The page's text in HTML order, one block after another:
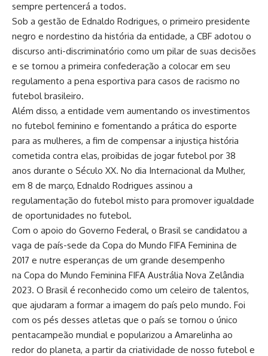
sempre pertencerá a todos.
Sob a gestão de Ednaldo Rodrigues, o primeiro presidente
negro e nordestino da história da entidade, a CBF adotou o
discurso anti-discriminatório como um pilar de suas decisões
e se tornou a primeira confederação a colocar em seu
regulamento a pena esportiva para casos de racismo no
futebol brasileiro.
Além disso, a entidade vem aumentando os investimentos
no futebol feminino e fomentando a prática do esporte
para as mulheres, a fim de compensar a injustiça história
cometida contra elas, proibidas de jogar futebol por 38
anos durante o Século XX. No dia Internacional da Mulher,
em 8 de março, Ednaldo Rodrigues assinou a
regulamentação do futebol misto para promover igualdade
de oportunidades no futebol.
Com o apoio do Governo Federal, o Brasil se candidatou a
vaga de país-sede da Copa do Mundo FIFA Feminina de
2017 e nutre esperanças de um grande desempenho
na Copa do Mundo Feminina FIFA Austrália Nova Zelândia
2023. O Brasil é reconhecido como um celeiro de talentos,
que ajudaram a formar a imagem do país pelo mundo. Foi
com os pés desses atletas que o país se tornou o único
pentacampeão mundial e popularizou a Amarelinha ao
redor do planeta, a partir da criatividade de nosso futebol e